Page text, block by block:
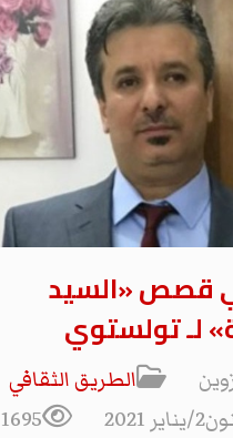
قصص «السيد
لـ تولستوي
الطریق الثقافي
1695